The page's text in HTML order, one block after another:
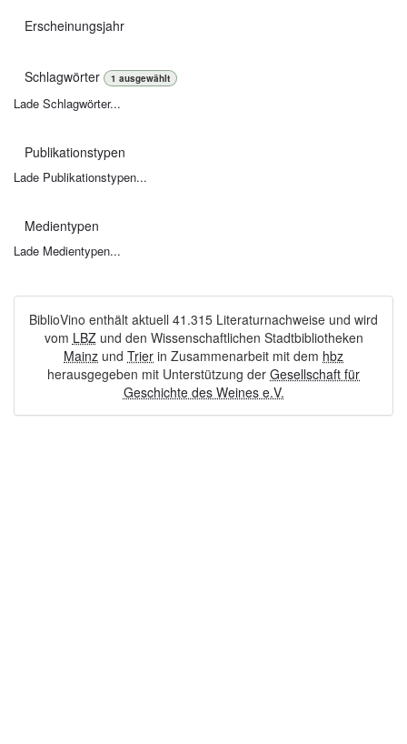
Erscheinungsjahr
Schlagwörter 1 ausgewählt
Lade Schlagwörter...
Publikationstypen
Lade Publikationstypen...
Medientypen
Lade Medientypen...
BiblioVino enthält aktuell 41.315 Literaturnachweise und wird
vom LBZund den Wissenschaftlichen Stadtbibliotheken
Mainz und Trier in Zusammenarbeit mit dem hbz
herausgegeben mit Unterstützung der Gesellschaft für
Geschichte des Weines e.V.